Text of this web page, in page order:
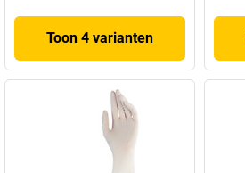
Toon 4 varianten